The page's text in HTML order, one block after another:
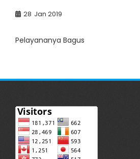
28 Jan 2019
Pelayananya Bagus